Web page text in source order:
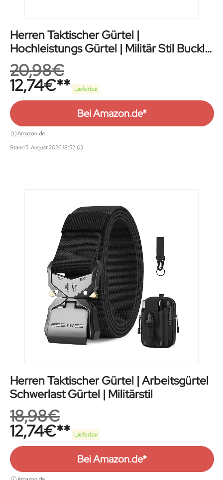
Herren Taktischer Gürtel |
Hochleistungs Gürtel | Militär Stil Buckle
Gürtel
20,98€
12,74€ Lieferbar
Bei Amazon.de*
Amazon.de
Stand 5. August 2026 18:52
Herren Taktischer Gürtel | Arbeitsgürtel
Schwerlast Gürtel | Militärstil
18,98€
12,74€ Lieferbar
Bei Amazon.de*